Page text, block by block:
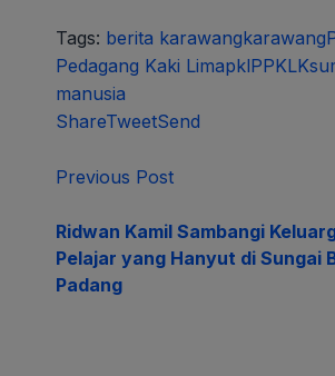
Tags: berita karawangkarawang
Pedagang Kaki LimapklPPKLK
manusia
ShareTweetSend
Previous Post
Ridwan Kamil Sambangi
Pelajar yang Hanyut di Sungai
Padang